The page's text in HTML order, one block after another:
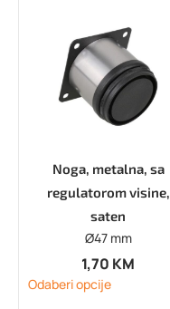
Noga, metalna, sa
regulatorom visine,
saten
Ø47 mm
1,70 KM
Odaberi opcije